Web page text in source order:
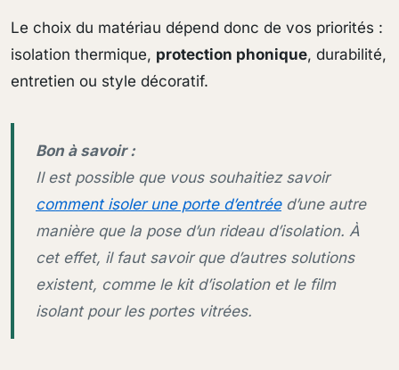
Le choix du matériau dépend donc de vos priorités :
isolation thermique, protection phonique, durabilité,
entretien ou style décoratif.
Bon à savoir :
Il est possible que vous souhaitiez savoir
comment isoler une porte d’entréed’une autre
manière que la pose d’un rideau d’isolation. À
cet effet, il faut savoir que d’autres solutions
existent, comme le kit d’isolation et le film
isolant pour les portes vitrées.